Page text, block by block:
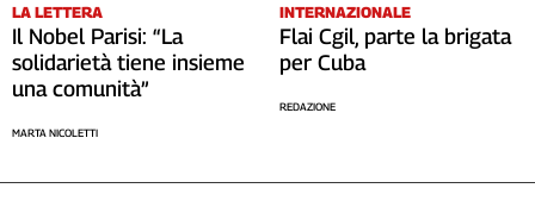
redazione
Newsletter
LA LETTERA
Il Nobel Parisi: “La
solidarietà tiene insieme
una comunità”
MARTA NICOLETTI
INTERNAZIONALE
Flai Cgil, parte la brigata
per Cuba
REDAZIONE